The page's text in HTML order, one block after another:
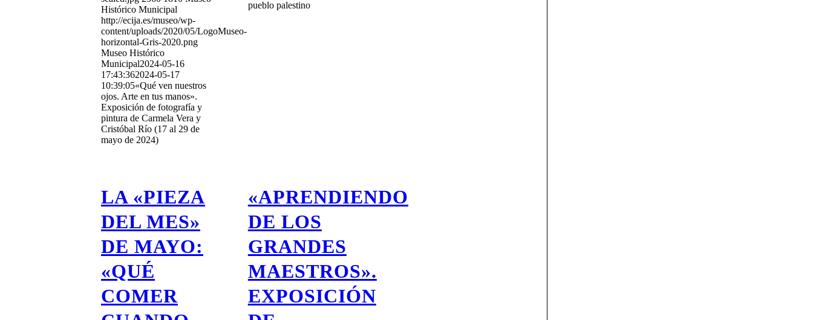
Histórico Municipal
http://ecija.es/museo/wp-
content/uploads/2020/05/LogoMuseo-
horizontal-Gris-2020.png
Museo Histórico
Municipal2024-05-16
17:43:362024-05-17
10:39:05«Qué ven nuestros
ojos. Arte en tus manos».
Exposición de fotografía y
pintura de Carmela Vera y
Cristóbal Río (17 al 29 de
mayo de 2024)
pueblo palestino
LA «PIEZA
DEL MES»
DE MAYO:
«QUÉ
COMER
«APRENDIENDO
DE LOS
GRANDES
MAESTROS».
EXPOSICIÓN